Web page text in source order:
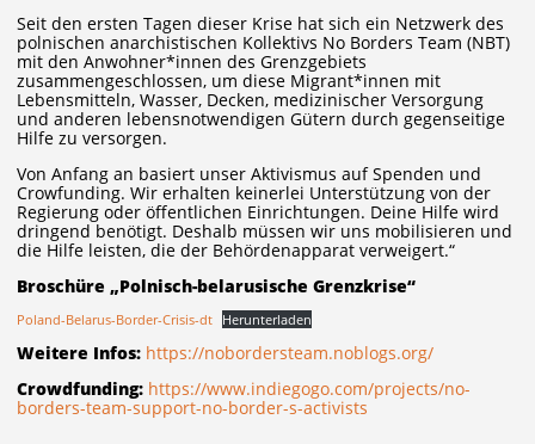
Seit den ersten Tagen dieser Krise hat sich ein Netzwerk des
polnischen anarchistischen Kollektivs No Borders Team (NBT)
mit den Anwohner*innen des Grenzgebiets
zusammengeschlossen, um diese Migrant*innen mit
Lebensmitteln, Wasser, Decken, medizinischer Versorgung
und anderen lebensnotwendigen Gütern durch gegenseitige
Hilfe zu versorgen.
Von Anfang an basiert unser Aktivismus auf Spenden und
Crowfunding. Wir erhalten keinerlei Unterstützung von der
Regierung oder öffentlichen Einrichtungen. Deine Hilfe wird
dringend benötigt. Deshalb müssen wir uns mobilisieren und
die Hilfe leisten, die der Behördenapparat verweigert.“
Broschüre „Polnisch-belarusische Grenzkrise“
Poland-Belarus-Border-Crisis-dt Herunterladen
Weitere Infos: https://nobordersteam.noblogs.org/
Crowdfunding: https://www.indiegogo.com/projects/no-
borders-team-support-no-border-s-activists